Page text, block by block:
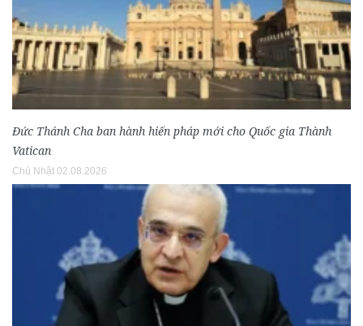
Đức Thánh Cha ban hành hiến pháp mới cho Quốc gia Thành
Vatican
Chủ Nhật 02.08.2026